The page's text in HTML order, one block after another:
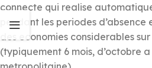
connecte qui realise
pendant les periodes
des economies considerables
(typiquement 6 mois, d’octobre